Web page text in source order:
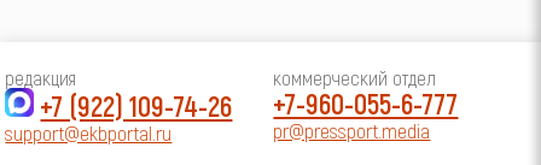
редакция
+7 (922) 109-74-26
support@ekbportal.ru
коммерческий отдел
+7-960-055-6-777
pr@pressport.media